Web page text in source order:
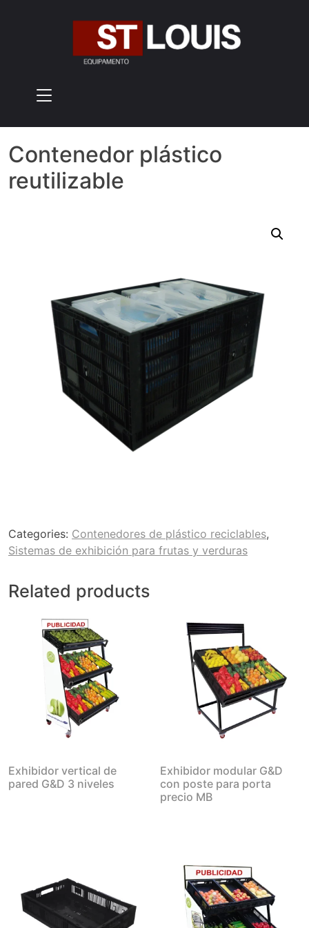
Contenedor plástico
reutilizable
Categories: Contenedores de plástico reciclables,
Sistemas de exhibición para frutas y verduras
Related products
Exhibidor vertical de
pared G&D 3 niveles
Exhibidor modular G&D
con poste para porta
precio MB